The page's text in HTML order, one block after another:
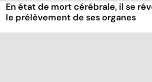
En état de mort cérébrale, il se
le prélèvement de ses organes